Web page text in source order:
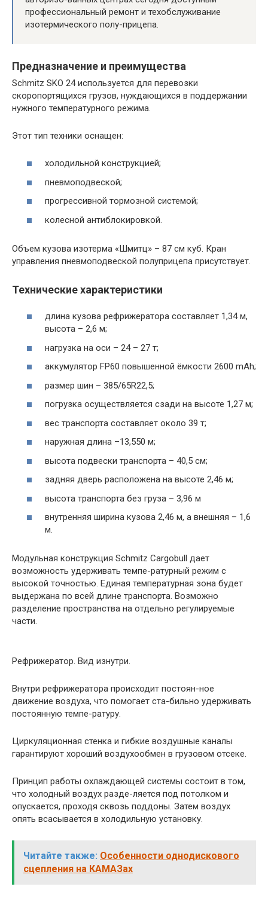
профессиональный ремонт и техобслуживание
изотермического полу-прицепа.
Предназначение и преимущества
Schmitz SKO 24 используется для перевозки
скоропортящихся грузов, нуждающихся в поддержании
нужного температурного режима.
Этот тип техники оснащен:
холодильной конструкцией;
пневмоподвеской;
прогрессивной тормозной системой;
колесной антиблокировкой.
Объем кузова изотерма «Шмитц» – 87 см куб. Кран
управления пневмоподвеской полуприцепа присутствует.
Технические характеристики
длина кузова рефрижератора составляет 1,34 м,
высота – 2,6 м;
нагрузка на оси – 24 – 27 т;
аккумулятор FP60 повышенной ёмкости 2600 mAh;
размер шин – 385/65R22,5;
погрузка осуществляется сзади на высоте 1,27 м;
вес транспорта составляет около 39 т;
наружная длина –13,550 м;
высота подвески транспорта – 40,5 см;
задняя дверь расположена на высоте 2,46 м;
высота транспорта без груза – 3,96 м
внутренняя ширина кузова 2,46 м, а внешняя – 1,6
м.
Модульная конструкция Schmitz Cargobull дает
возможность удерживать темпе-ратурный режим с
высокой точностью. Единая температурная зона будет
выдержана по всей длине транспорта. Возможно
разделение пространства на отдельно регулируемые
части.
Рефрижератор. Вид изнутри.
Внутри рефрижератора происходит постоян-ное
движение воздуха, что помогает ста-бильно удерживать
постоянную темпе-ратуру.
Циркуляционная стенка и гибкие воздушные каналы
гарантируют хороший воздухообмен в грузовом отсеке.
Принцип работы охлаждающей системы состоит в том,
что холодный воздух разде-ляется под потолком и
опускается, проходя сквозь поддоны. Затем воздух
опять всасывается в холодильную установку.
Читайте также: Особенности однодискового
сцепления на КАМАЗах